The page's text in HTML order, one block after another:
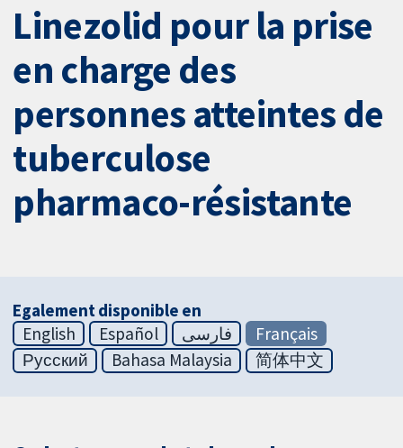
Linezolid pour la prise
en charge des
personnes atteintes de
tuberculose
pharmaco-résistante
Egalement disponible en
English
Español فارسی
Français
Русский
Bahasa Malaysia 简体中文